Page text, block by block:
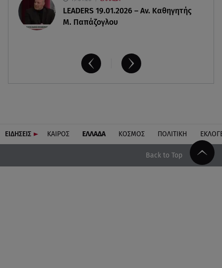
LEADERS 19.01.2026 – Αν. Καθηγητής
Μ. Παπάζογλου
ΕΙΔΗΣΕΙΣ ΚΑΙΡΟΣ ΕΛΛΑΔΑ ΚΟΣΜΟΣ ΠΟΛΙΤΙΚΗ
Back to Top